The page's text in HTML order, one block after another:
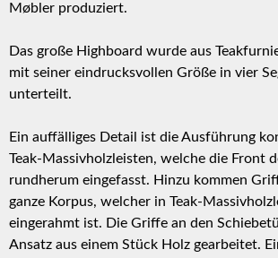
Møbler produziert.
Das große Highboard wurde aus
mit seiner eindrucksvollen Größe in vier
unterteilt.
Ein auffälliges Detail ist die Ausführung
Teak-Massivholzleisten, welche die Front
rundherum eingefasst. Hinzu kommen
ganze Korpus, welcher in Teak-
eingerahmt ist. Die Griffe an den
Ansatz aus einem Stück Holz gearbeitet.